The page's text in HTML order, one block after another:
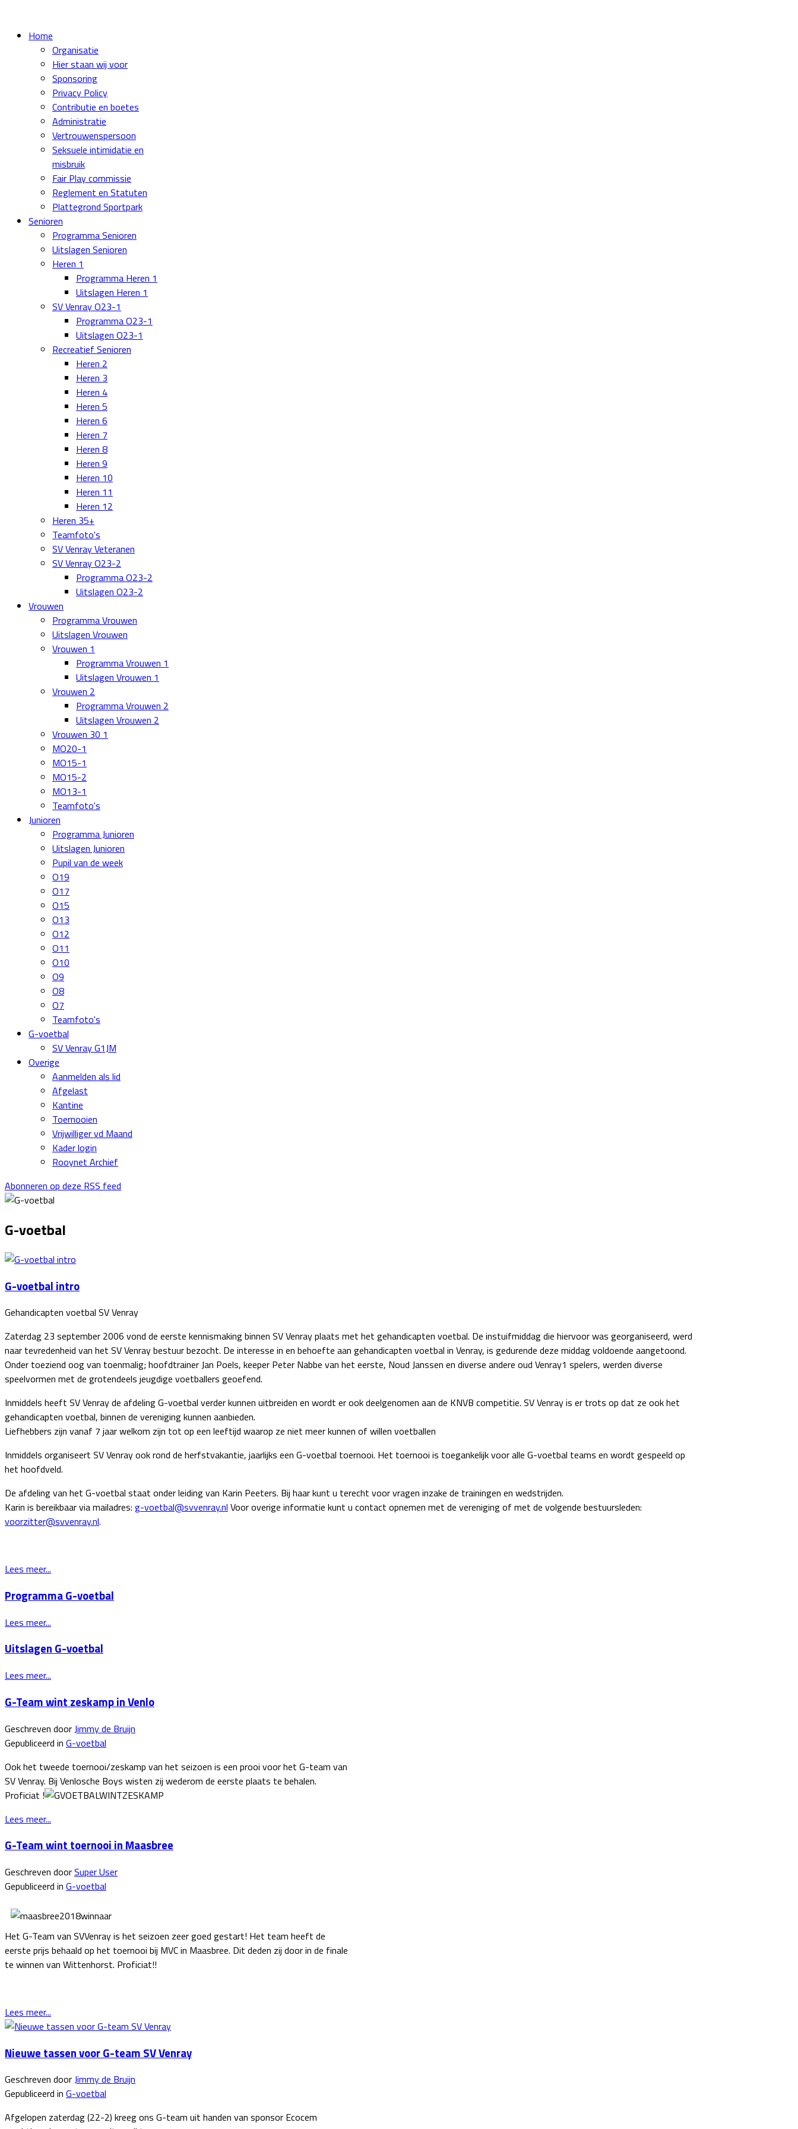
Home
Organisatie
Hier staan wij voor
Sponsoring
Privacy Policy
Contributie en boetes
Administratie
Vertrouwenspersoon
Seksuele intimidatie en
misbruik
Fair Play commissie
Reglement en Statuten
Plattegrond Sportpark
Senioren
Programma Senioren
Uitslagen Senioren
Heren 1
Programma Heren 1
Uitslagen Heren 1
SV Venray O23-1
Programma O23-1
Uitslagen O23-1
Recreatief Senioren
Heren 2
Heren 3
Heren 4
Heren 5
Heren 6
Heren 7
Heren 8
Heren 9
Heren 10
Heren 11
Heren 12
Heren 35+
Teamfoto's
SV Venray Veteranen
SV Venray O23-2
Programma O23-2
Uitslagen O23-2
Vrouwen
Programma Vrouwen
Uitslagen Vrouwen
Vrouwen 1
Programma Vrouwen 1
Uitslagen Vrouwen 1
Vrouwen 2
Programma Vrouwen 2
Uitslagen Vrouwen 2
Vrouwen 30 1
MO20-1
MO15-1
MO15-2
MO13-1
Teamfoto's
Junioren
Programma Junioren
Uitslagen Junioren
Pupil van de week
O19
O17
O15
O13
O12
O11
O10
O9
O8
O7
Teamfoto's
G-voetbal
SV Venray G1JM
Overige
Aanmelden als lid
Afgelast
Kantine
Toernooien
Vrijwilliger vd Maand
Kader login
Rooynet Archief
Abonneren op deze RSS feed
G-voetbal
G-voetbal intro
Gehandicapten voetbal SV Venray
Zaterdag 23 september 2006 vond de eerste kennismaking binnen SV Venray plaats met het gehandicapten voetbal. De instuifmiddag die hiervoor was georganiseerd, werd
naar tevredenheid van het SV Venray bestuur bezocht. De interesse in en behoefte aan gehandicapten voetbal in Venray, is gedurende deze middag voldoende aangetoond.
Onder toeziend oog van toenmalig; hoofdtrainer Jan Poels, keeper Peter Nabbe van het eerste, Noud Janssen en diverse andere oud Venray1 spelers, werden diverse
speelvormen met de grotendeels jeugdige voetballers geoefend.
Inmiddels heeft SV Venray de afdeling G-voetbal verder kunnen uitbreiden en wordt er ook deelgenomen aan de KNVB competitie. SV Venray is er trots op dat ze ook het
gehandicapten voetbal, binnen de vereniging kunnen aanbieden.
Liefhebbers zijn vanaf 7 jaar welkom zijn tot op een leeftijd waarop ze niet meer kunnen of willen voetballen
Inmiddels organiseert SV Venray ook rond de herfstvakantie, jaarlijks een G-voetbal toernooi. Het toernooi is toegankelijk voor alle G-voetbal teams en wordt gespeeld op
het hoofdveld.
De afdeling van het G-voetbal staat onder leiding van Karin Peeters. Bij haar kunt u terecht voor vragen inzake de trainingen en wedstrijden.
Karin is bereikbaar via mailadres: g-voetbal@svvenray.nl Voor overige informatie kunt u contact opnemen met de vereniging of met de volgende bestuursleden:
voorzitter@svvenray.nl.
Lees meer...
Programma G-voetbal
Lees meer...
Uitslagen G-voetbal
Lees meer...
G-Team wint zeskamp in Venlo
Geschreven door Jimmy de Bruijn
Gepubliceerd in G-voetbal
Ook het tweede toernooi/zeskamp van het seizoen is een prooi voor het G-team van
SV Venray. Bij Venlosche Boys wisten zij wederom de eerste plaats te behalen.
Proficiat !
Lees meer...
G-Team wint toernooi in Maasbree
Geschreven doorSuper User
Gepubliceerd in G-voetbal
Het G-Team van SVVenray is het seizoen zeer goed gestart! Het team heeft de
eerste prijs behaald op het toernooi bij MVC in Maasbree. Dit deden zij door in de finale
te winnen van Wittenhorst. Proficiat!!
Lees meer...
Nieuwe tassen voor G-team SV Venray
Geschreven doorJimmy de Bruijn
Gepubliceerd in G-voetbal
Afgelopen zaterdag (22-2) kreeg ons G-team uit handen van sponsor Ecocem